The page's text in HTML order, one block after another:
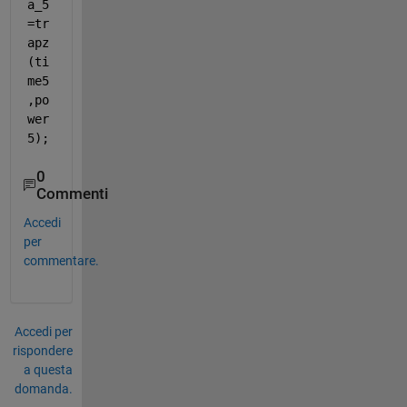
a_5
=tr
apz
(ti
me5
,po
wer
5);
0
Commenti
Accedi
per
commentare.
Accedi per
rispondere
a questa
domanda.